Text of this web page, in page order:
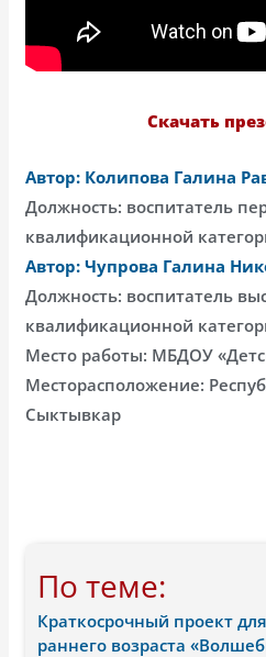
Скачать
Автор: Колипова Галина
Должность: воспитатель
квалификационной
Автор: Чупрова Галина
Должность: воспитатель
квалификационной
Место работы: МБДОУ
Месторасположение:
Сыктывкар
По теме:
Краткосрочный проект
раннего возраста